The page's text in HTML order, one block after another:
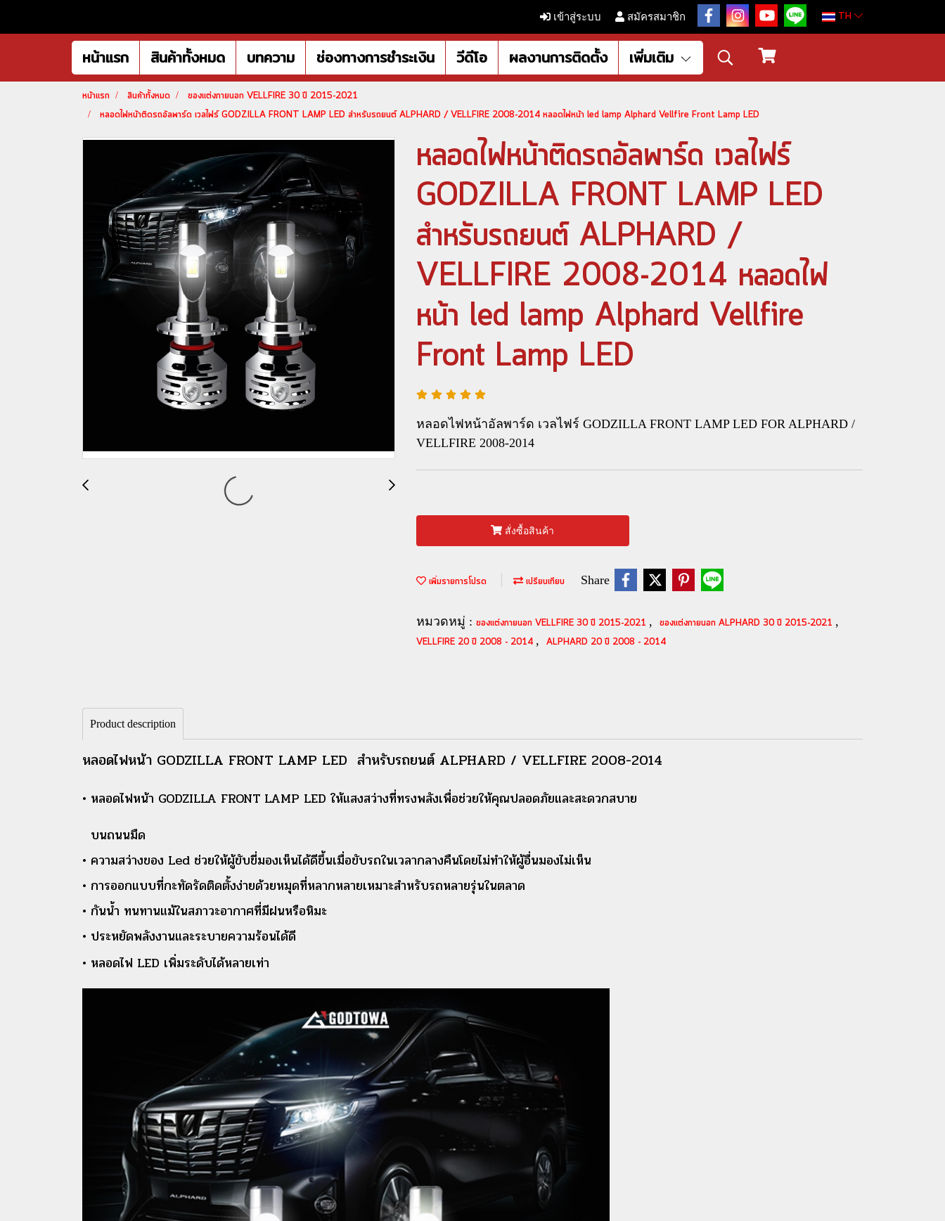
เข้าสู่ระบบ สมัครสมาชิก TH
หน้าแรก สินค้าทั้งหมด บทความ ช่องทางการชำระเงิน วีดีโอ ผลงานการติดตั้ง เพิ่มเติม
หน้าแรก สินค้าทั้งหมด
ของแต่งภายนอก VELLFIRE 30 ปี 2015-2021
หลอดไฟหน้าติดรถอัลพาร์ด เวลไฟร์ GODZILLA FRONT LAMP LED สำหรับรถยนต์ ALPHARD / VELLFIRE 2008-2014 หลอดไฟหน้า led lamp Alphard Vellfire Front Lamp LED
หลอดไฟหน้าติดรถอัลพาร์ด เวลไฟร์
GODZILLA FRONT LAMP LED
สำหรับรถยนต์ ALPHARD /
VELLFIRE 2008-2014 หลอดไฟ
หน้า led lamp Alphard Vellfire
Front Lamp LED
หลอดไฟหน้าอัลพาร์ด เวลไฟร์ GODZILLA FRONT LAMP LED FOR ALPHARD /
VELLFIRE 2008-2014
สั่งซื้อสินค้า
เพิ่มรายการโปรด เปรียบเทียบ Share
หมวดหมู่ : ของแต่งภายนอก VELLFIRE 30 ปี 2015-2021 , ของแต่งภายนอก ALPHARD 30 ปี 2015-2021 ,
VELLFIRE 20 ปี 2008 - 2014 , ALPHARD 20 ปี 2008 - 2014
Product description
หลอดไฟหน้า GODZILLA FRONT LAMP LED สำหรับรถยนต์ ALPHARD / VELLFIRE 2008-2014
• หลอดไฟหน้า GODZILLA FRONT LAMP LED ให้แสงสว่างที่ทรงพลังเพื่อช่วยให้คุณปลอดภัยและสะดวกสบาย
บนถนนมืด
• ความสว่างของ Led ช่วยให้ผู้ขับขี่มองเห็นได้ดีขึ้นเมื่อขับรถในเวลากลางคืนโดยไม่ทำให้ผู้อื่นมองไม่เห็น
• การออกแบบที่กะทัดรัดติดตั้งง่ายด้วยหมุดที่หลากหลายเหมาะสำหรับรถหลายรุ่นในตลาด
• กันน้ำ ทนทานแม้ในสภาวะอากาศที่มีฝนหรือหิมะ
• ประหยัดพลังงานและระบายความร้อนได้ดี
• หลอดไฟ LED เพิ่มระดับได้หลายเท่า